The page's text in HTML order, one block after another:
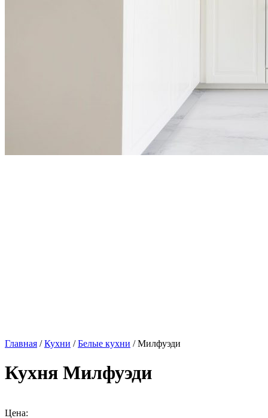
Главная /Кухни /Белые кухни / Милфуэди
Кухня Милфуэди
Цена: